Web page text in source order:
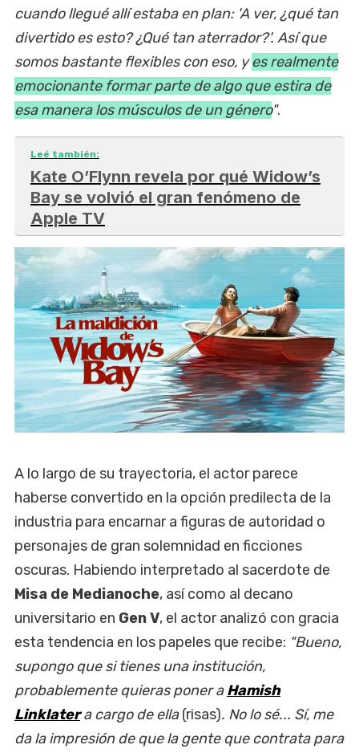
cuando llegué allí estaba en plan: 'A ver, ¿qué tan
divertido es esto? ¿Qué tan aterrador?'. Así que
somos bastante flexibles con eso, yes realmente
emocionante formar parte de algo que estira de
esa manera los músculos de un género".
Leé también:
Kate O’Flynn revela por qué Widow’s
Bay se volvió el gran fenómeno de
Apple TV
A lo largo de su trayectoria, el actor parece
haberse convertido en la opción predilecta de la
industria para encarnar a figuras de autoridad o
personajes de gran solemnidad en ficciones
oscuras. Habiendo interpretado al sacerdote de
Misa de Medianoche, así como al decano
universitario en Gen V, el actor analizó con gracia
esta tendencia en los papeles que recibe: "Bueno,
supongo que si tienes una institución,
probablemente quieras poner aHamish
Linklater a cargo de ella(risas). No lo sé... Sí, me
da la impresión de que la gente que contrata para